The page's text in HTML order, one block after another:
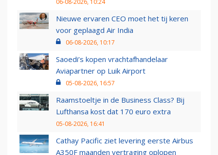
06-08-2026, 10:24
Nieuwe ervaren CEO moet het tij keren
voor geplaagd Air India
06-08-2026, 10:17
Saoedi’s kopen vrachtafhandelaar
Aviapartner op Luik Airport
05-08-2026, 16:57
Raamstoeltje in de Business Class? Bij
Lufthansa kost dat 170 euro extra
05-08-2026, 16:41
Cathay Pacific ziet levering eerste Airbus
A350F maanden vertraging oplopen